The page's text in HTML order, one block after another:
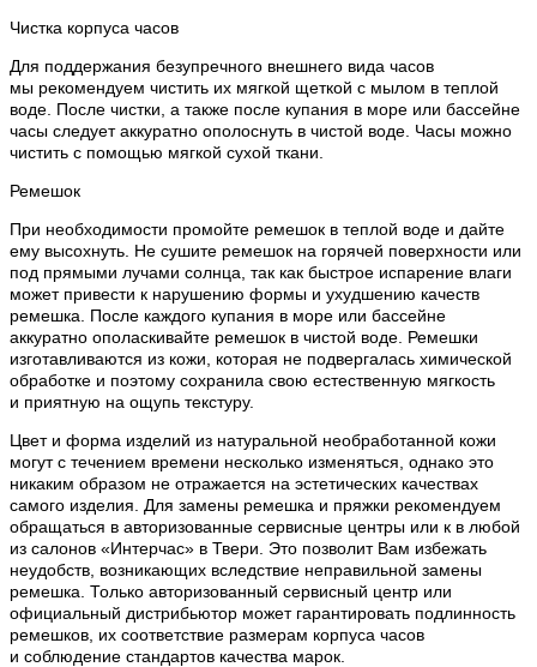
Чистка корпуса часов
Для поддержания безупречного внешнего вида часов
мы рекомендуем чистить их мягкой щеткой с мылом в теплой
воде. После чистки, а также после купания в море или бассейне
часы следует аккуратно ополоснуть в чистой воде. Часы можно
чистить с помощью мягкой сухой ткани.
Ремешок
При необходимости промойте ремешок в теплой воде и дайте
ему высохнуть. Не сушите ремешок на горячей поверхности или
под прямыми лучами солнца, так как быстрое испарение влаги
может привести к нарушению формы и ухудшению качеств
ремешка. После каждого купания в море или бассейне
аккуратно ополаскивайте ремешок в чистой воде. Ремешки
изготавливаются из кожи, которая не подвергалась химической
обработке и поэтому сохранила свою естественную мягкость
и приятную на ощупь текстуру.
Цвет и форма изделий из натуральной необработанной кожи
могут с течением времени несколько изменяться, однако это
никаким образом не отражается на эстетических качествах
самого изделия. Для замены ремешка и пряжки рекомендуем
обращаться в авторизованные сервисные центры или к в любой
из салонов «Интерчас» в Твери. Это позволит Вам избежать
неудобств, возникающих вследствие неправильной замены
ремешка. Только авторизованный сервисный центр или
официальный дистрибьютор может гарантировать подлинность
ремешков, их соответствие размерам корпуса часов
и соблюдение стандартов качества марок.